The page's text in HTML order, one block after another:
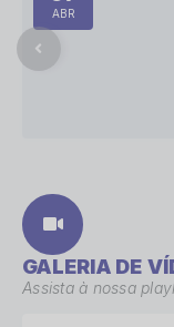
07/04/2026
O
ABR
GALERIA DE
Assista à nossa